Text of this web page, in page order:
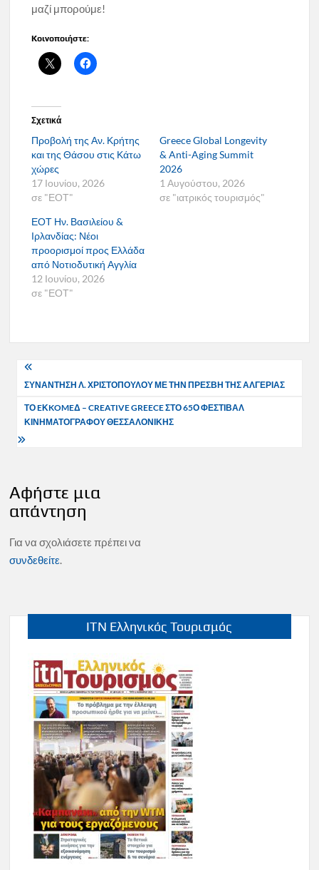
μαζί μπορούμε!
Κοινοποιήστε:
Σχετικά
Προβολή της Αν. Κρήτης
και της Θάσου στις Κάτω
χώρες
17 Ιουνίου, 2026
σε "ΕΟΤ"
Greece Global Longevity
& Anti-Aging Summit
2026
1 Αυγούστου, 2026
σε "ιατρικός τουρισμός"
ΕΟΤ Ην. Βασιλείου &
Ιρλανδίας: Νέοι
προορισμοί προς Ελλάδα
από Νοτιοδυτική Αγγλία
12 Ιουνίου, 2026
σε "ΕΟΤ"
Πλοήγηση
άρθρων
ΣΥΝΑΝΤΗΣΗ Λ. ΧΡΙΣΤΟΠΟΥΛΟΥ ΜΕ ΤΗΝ ΠΡΕΣΒΗ ΤΗΣ ΑΛΓΕΡΙΑΣ
ΤΟ EΚKOMEΔ – CREATIVE GREECE ΣΤΟ 65Ο ΦΕΣΤΙΒΑΛ
ΚΙΝΗΜΑΤΟΓΡΑΦΟΥ ΘΕΣΣΑΛΟΝΙΚΗΣ
Αφήστε μια
απάντηση
Για να σχολιάσετε πρέπει να
συνδεθείτε.
ITN Ελληνικός Τουρισμός